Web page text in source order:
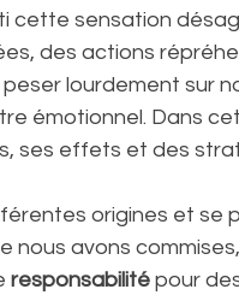
cette sensation
des actions
lourdement sur
émotionnel. Dans
ses effets et des
origines et se
nous avons
responsabilité pour